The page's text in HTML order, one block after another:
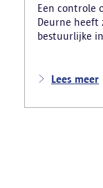
Een controle
Deurne heeft
bestuurlijke
nadat
ernstige
Lees meer